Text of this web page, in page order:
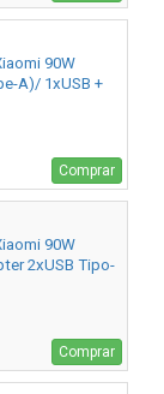
90W
A)/ 1xUSB +
Comprar
90W
2xUSB Tipo-
Comprar